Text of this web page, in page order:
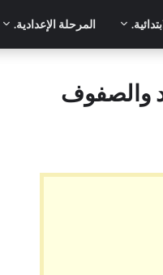
المرحلة الإعدادية.
والصفوف